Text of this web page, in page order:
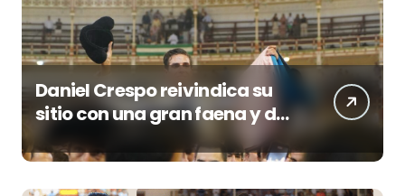
Daniel Crespo reivindica su
sitio con una gran faena y dos
orejas